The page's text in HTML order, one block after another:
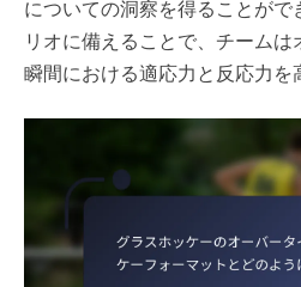
についての洞察を得ることが
リオに備えることで、チーム
瞬間における適応力と反応力を